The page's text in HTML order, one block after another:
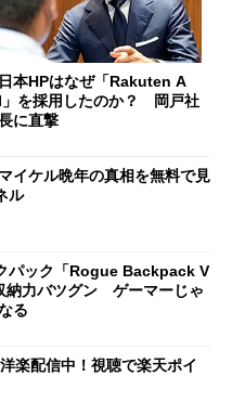
日本HPはなぜ「Rakuten A
I」を採用したのか？ 岡戸社
に直撃
イケル晩年の真相を無料で見
ル
パック「Rogue Backpack V
納力バツグン ゲーマーじゃ
る
楽配信中！視聴で楽天ポイ